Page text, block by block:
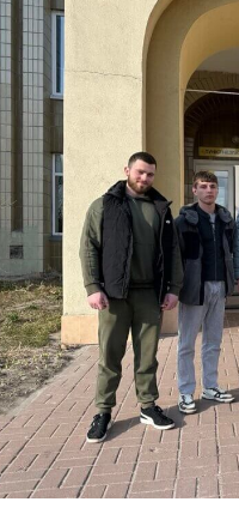
перспективи
розвитку
позашкільної
освіти»